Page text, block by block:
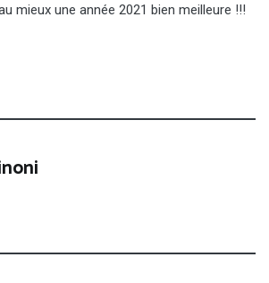
mieux une année 2021 bien meilleure !!!